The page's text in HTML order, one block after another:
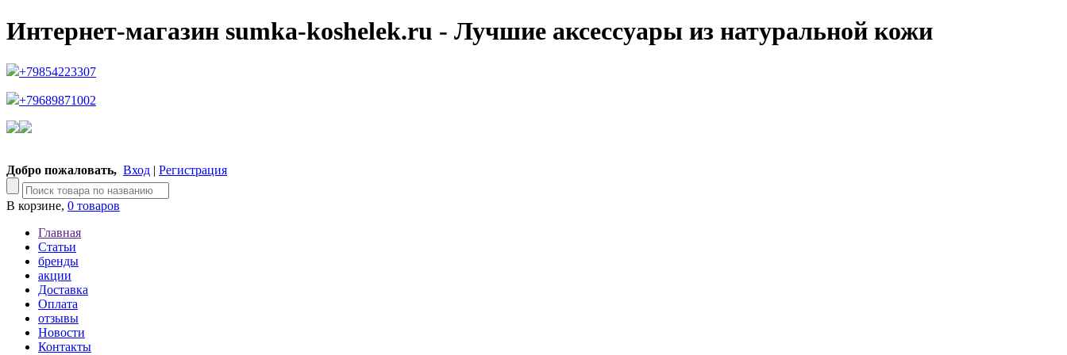
Интернет-магазин sumka-koshelek.ru - Лучшие аксессуары из натуральной кожи
+79854223307
+79689871002
Добро пожаловать, Вход | Регистрация
В корзине, 0 товаров
Главная
Статьи
бренды
акции
Доставка
Оплата
отзывы
Новости
Контакты